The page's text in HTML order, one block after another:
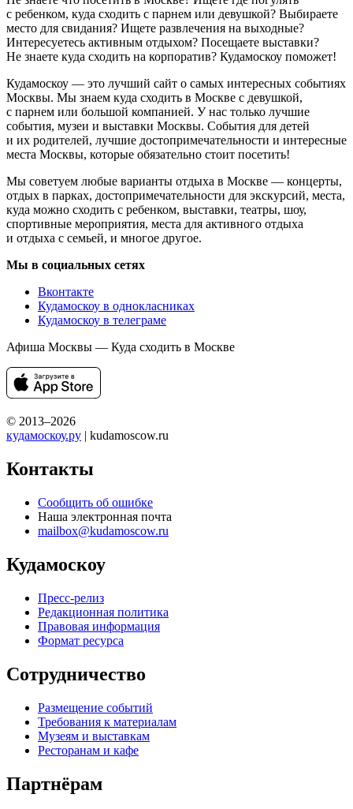
с ребенком, куда сходить с парнем или девушкой? Выбираете
место для свидания? Ищете развлечения на выходные?
Интересуетесь активным отдыхом? Посещаете выставки?
Не знаете куда сходить на корпоратив? Кудамоскоу поможет!
Кудамоскоу — это лучший сайт о самых интересных событиях
Москвы. Мы знаем куда сходить в Москве с девушкой,
с парнем или большой компанией. У нас только лучшие
события, музеи и выставки Москвы. События для детей
и их родителей, лучшие достопримечательности и интересные
места Москвы, которые обязательно стоит посетить!
Мы советуем любые варианты отдыха в Москве — концерты,
отдых в парках, достопримечательности для экскурсий, места,
куда можно сходить с ребенком, выставки, театры, шоу,
спортивные мероприятия, места для активного отдыха
и отдыха с семьей, и многое другое.
Мы в социальных сетях
Вконтакте
Кудамоскоу в однокласниках
Кудамоскоу в телеграме
Афиша Москвы — Куда сходить в Москве
© 2013–2026
кудамоскоу.ру | kudamoscow.ru
Контакты
Сообщить об ошибке
Наша электронная почта
mailbox@kudamoscow.ru
Кудамоскоу
Пресс-релиз
Редакционная политика
Правовая информация
Формат ресурса
Сотрудничество
Размещение событий
Требования к материалам
Музеям и выставкам
Ресторанам и кафе
Партнёрам